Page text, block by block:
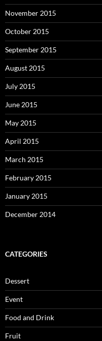
November 2015
October 2015
September 2015
August 2015
July 2015
June 2015
May 2015
April 2015
March 2015
February 2015
January 2015
December 2014
CATEGORIES
Dessert
Event
Food and Drink
Fruit